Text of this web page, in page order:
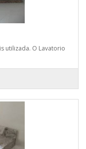
utilizada. O Lavatorio